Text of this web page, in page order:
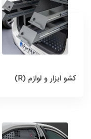
کشو ابزار و لوازم (R)